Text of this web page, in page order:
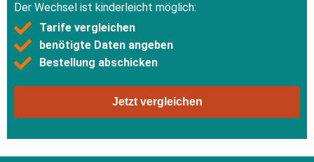
Der Wechsel ist kinderleicht möglich:
Tarife vergleichen
benötigte Daten angeben
Bestellung abschicken
Jetzt vergleichen